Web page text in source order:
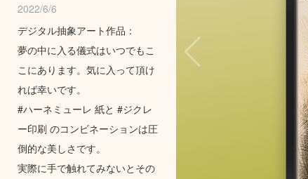
2022/6/6
デジタル抽象アート作品：
夢の中に入る儀式はいつでもこ
こにあります。気に入って頂け
れば幸いです。
#ハーネミューレ 紙と #ジクレ
ー印刷 のコンビネーションは圧
倒的な美しさです。
実際に手で触れてみないとその